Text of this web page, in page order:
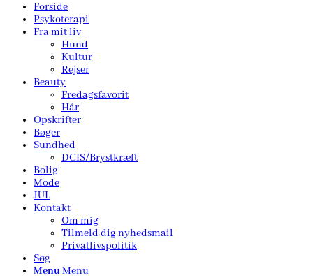
Forside
Psykoterapi
Fra mit liv
Hund
Kultur
Rejser
Beauty
Fredagsfavorit
Hår
Opskrifter
Bøger
Sundhed
DCIS/Brystkræft
Bolig
Mode
JUL
Kontakt
Om mig
Tilmeld dig nyhedsmail
Privatlivspolitik
Søg
MenuMenu